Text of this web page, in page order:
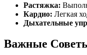
Растяжка:
Кардио: Легкая
Дыхательные
Важные